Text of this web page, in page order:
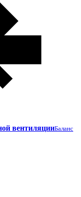
вентиляцииБаланс